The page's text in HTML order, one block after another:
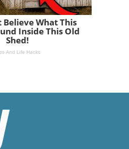
What This
Inside This Old
Shed!
And Life Hacks